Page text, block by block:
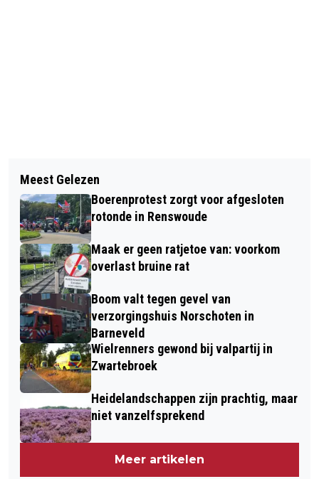
VOOR 55-PLUSSERS - CURSUS REIZEN
MET HET OV
WINKEL IN HET CENTRUM
GECONTROLEERD DOOR DE
BRANDWEER NA BRANDMELDING IN
BARNEVELD
Meest Gelezen
Boerenprotest zorgt voor afgesloten
rotonde in Renswoude
Maak er geen ratjetoe van: voorkom
overlast bruine rat
Boom valt tegen gevel van
verzorgingshuis Norschoten in
Barneveld
Wielrenners gewond bij valpartij in
Zwartebroek
Heidelandschappen zijn prachtig, maar
niet vanzelfsprekend
Meer artikelen